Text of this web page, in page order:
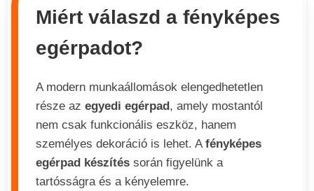
Miért válaszd a fényképes
egérpadot?
A modern munkaállomások elengedhetetlen
része azegyedi egérpad , amely mostantól
nem csak funkcionális eszköz, hanem
személyes dekoráció is lehet. Afényképes
egérpad készítés során figyelünk a
tartósságra és a kényelemre.